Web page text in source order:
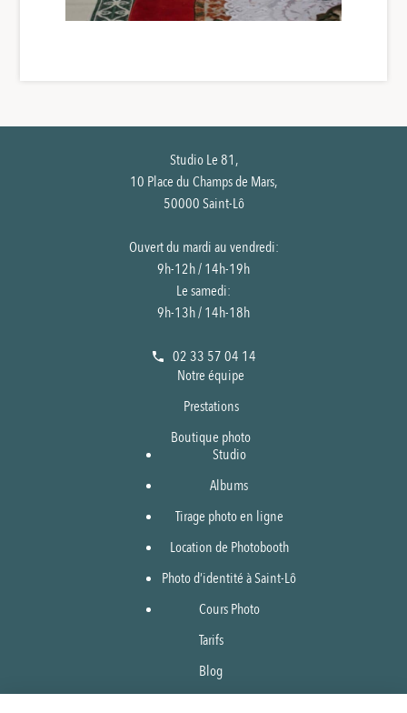
Studio Le 81,
10 Place du Champs de Mars,
50000 Saint-Lô
Ouvert du mardi au vendredi:
9h-12h / 14h-19h
Le samedi:
9h-13h / 14h-18h
02 33 57 04 14
Notre équipe
Prestations
Boutique photo
Studio
Albums
Tirage photo en ligne
Location de Photobooth
Photo d’identité à Saint-Lô
Cours Photo
Tarifs
Blog